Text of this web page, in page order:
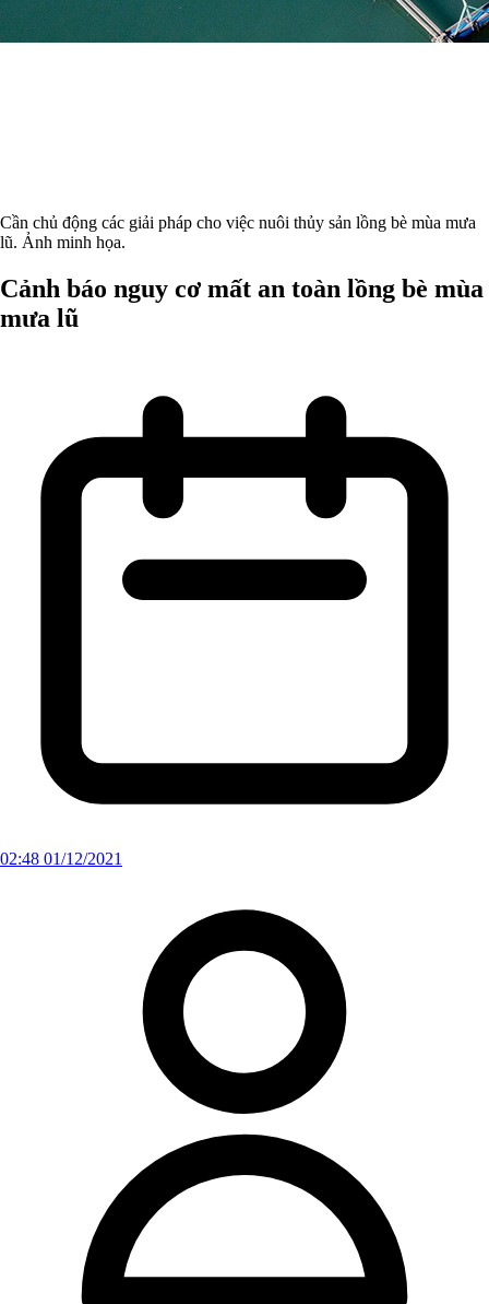
Cần chủ động các giải pháp cho việc nuôi thủy sản lồng bè mùa mưa
lũ. Ảnh minh họa.
Cảnh báo nguy cơ mất an toàn lồng bè mùa
mưa lũ
02:48 01/12/2021